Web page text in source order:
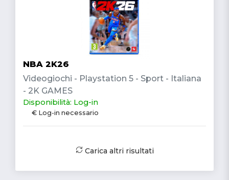
NBA 2K26
Videogiochi - Playstation 5 - Sport - Italiana
- 2K GAMES
Disponibilità: Log-in
€ Log-in necessario
Carica altri risultati